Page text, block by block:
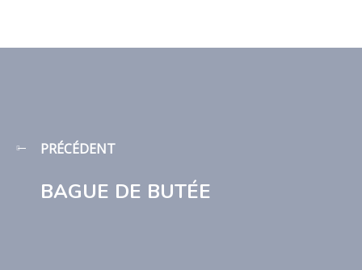
PRÉCÉDENT
BAGUE DE BUTÉE